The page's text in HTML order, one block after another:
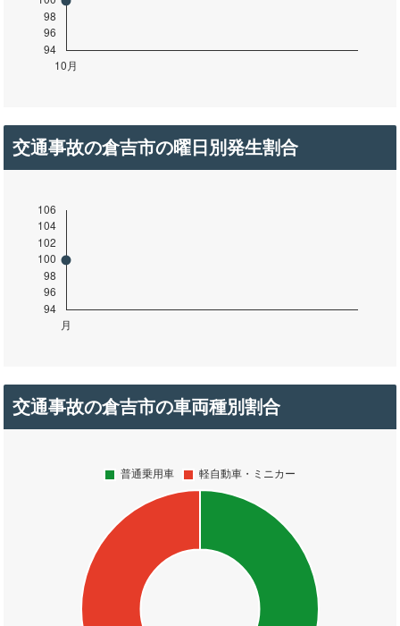
交通事故の倉吉市の曜日別発生割合
交通事故の倉吉市の車両種別割合